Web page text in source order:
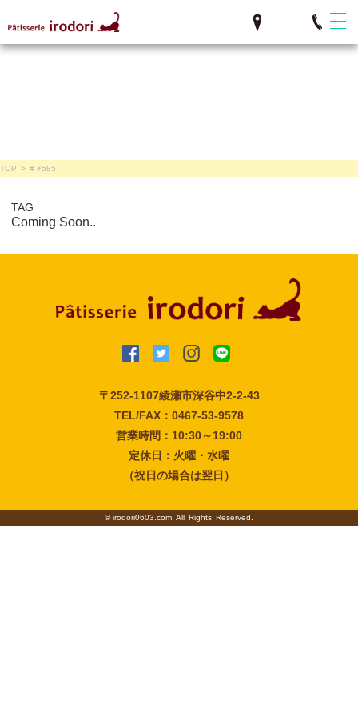
TOP > # ¥585
TAG
Coming Soon..
〒252-1107綾瀬市深谷中2-2-43
TEL/FAX：0467-53-9578
営業時間：10:30～19:00
定休日：火曜・水曜
（祝日の場合は翌日）
©irodori0603.com All Rights Reserved.